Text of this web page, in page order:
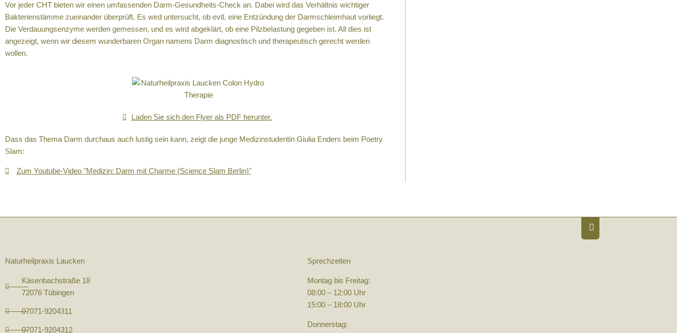
Vor jeder CHT bieten wir einen umfassenden Darm-Gesundheits-Check an. Dabei wird das Verhältnis wichtiger
Bakterienstämme zueinander überprüft. Es wird untersucht, ob evtl. eine Entzündung der Darmschleimhaut vorliegt.
Die Verdauungsenzyme werden gemessen, und es wird abgeklärt, ob eine Pilzbelastung gegeben ist. All dies ist
angezeigt, wenn wir diesem wunderbaren Organ namens Darm diagnostisch und therapeutisch gerecht werden
wollen.
Laden Sie sich den Flyer als PDF herunter.
Dass das Thema Darm durchaus auch lustig sein kann, zeigt die junge Medizinstudentin Giulia Enders beim Poetry
Slam:
Zum Youtube-Video "Medizin: Darm mit Charme (Science Slam Berlin)"
Naturheilpraxis Laucken
Käsenbachstraße 18
72076 Tübingen
07071-9204311
07071-9204312
Sprechzeiten
Montag bis Freitag:
08:00 – 12:00 Uhr
15:00 – 18:00 Uhr
Donnerstag: